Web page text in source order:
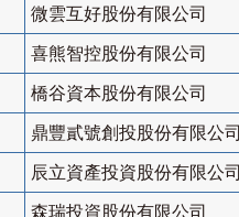
微雲互好股份有限公司
喜熊智控股份有限公司
橋谷資本股份有限公司
鼎豐貳號創投股份有限公司
辰立資產投資股份有限公司
森瑞投資股份有限公司